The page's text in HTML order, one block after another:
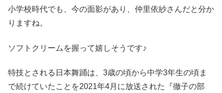
小学校時代でも、今の面影があり、仲里依紗さんだと分か
りますね。
ソフトクリームを握って嬉しそうです♪
特技とされる日本舞踊は、3歳の頃から中学3年生の頃ま
で続けていたことを2021年4月に放送された『徹子の部